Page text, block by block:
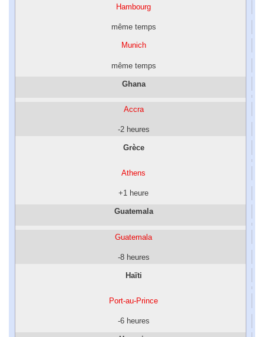
Hambourg
même temps
Munich
même temps
Ghana
Accra
-2 heures
Grèce
Athens
+1 heure
Guatemala
Guatemala
-8 heures
Haïti
Port-au-Prince
-6 heures